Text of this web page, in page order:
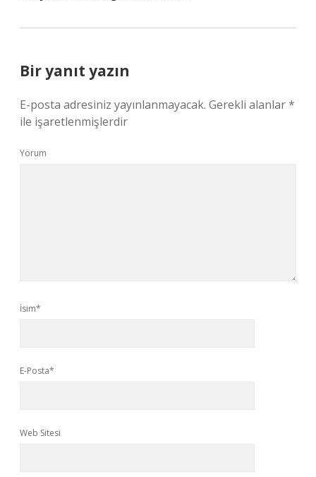
Bir yanıt yazın
E-posta adresiniz yayınlanmayacak. Gerekli alanlar*
ile işaretlenmişlerdir
Yorum
İsim*
E-Posta*
Web Sitesi